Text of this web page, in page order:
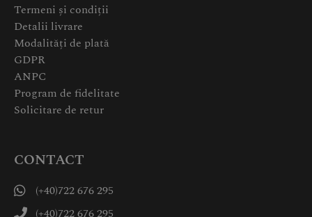
Termeni și condiții
Detalii livrare
Modalități de plată
GDPR
ANPC
Program de fidelitate
Solicitare de retur
CONTACT
(+40)722 676 295
(+40)722 676 295